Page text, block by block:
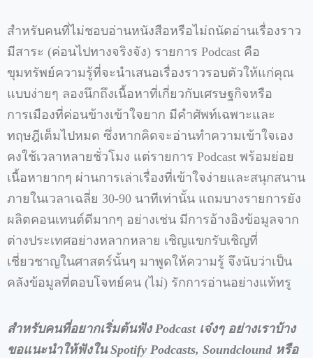
สำหรับคนที่ไม่ชอบอ่านหนังสือหรือไม่ถนัดอ่านเรื่องราว
มีสาระ (ค่อนไปทางจริงจัง) รายการ Podcast คือ
ขุมทรัพย์ความรู้ที่จะนำเสนอเรื่องราวรอบตัวให้แก่คุณ
แบบง่ายๆ ลองนึกถึงเนื้อหาที่เกี่ยวกับเศรษฐกิจหรือ
การเมืองที่ค่อนข้างเข้าใจยาก มีคำศัพท์เฉพาะและ
ทฤษฎีเต็มไปหมด ซึ่งหากคิดจะอ่านทำความเข้าใจเอง
คงใช้เวลาหลายชั่วโมง แต่รายการ Podcast พร้อมย่อย
เนื้อหายากๆ ผ่านการเล่าเรื่องที่เข้าใจง่ายและสนุกสนาน
ภายในเวลาเฉลี่ย 30-90 นาทีเท่านั้น แถมบางรายการยัง
ผลิตคอนเทนต์ดีมากๆ อย่างเช่น มีการอ้างอิงข้อมูลจาก
ต่างประเทศอย่างหลากหลาย เชิญแขกรับเชิญที่
เชี่ยวชาญในศาสตร์นั้นๆ มาพูดให้ความรู้ จึงนับว่าเป็น
คลังข้อมูลที่ตอบโจทย์คน (ไม่) รักการอ่านอย่างแท้ทรู
สำหรับคนที่อยากเริ่มต้นฟัง Podcast เจ๋งๆ อย่างเราบ้าง
ขอแนะนำให้ฟังใน Spotify Podcasts, Soundclound หรือ